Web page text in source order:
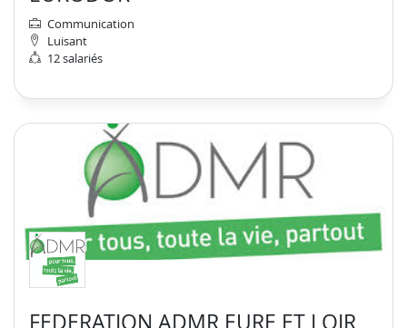
Communication
Luisant
12 salariés
FEDERATION ADMR EURE ET LOIR